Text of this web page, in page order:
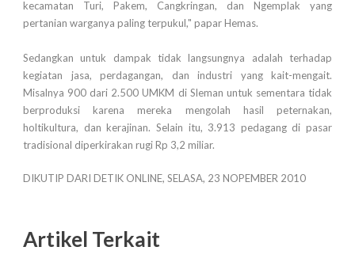
kecamatan Turi, Pakem, Cangkringan, dan Ngemplak yang
pertanian warganya paling terpukul," papar Hemas.
Sedangkan untuk dampak tidak langsungnya adalah terhadap
kegiatan jasa, perdagangan, dan industri yang kait-mengait.
Misalnya 900 dari 2.500 UMKM di Sleman untuk sementara tidak
berproduksi karena mereka mengolah hasil peternakan,
holtikultura, dan kerajinan. Selain itu, 3.913 pedagang di pasar
tradisional diperkirakan rugi Rp 3,2 miliar.
DIKUTIP DARI DETIK ONLINE, SELASA, 23 NOPEMBER 2010
Artikel Terkait